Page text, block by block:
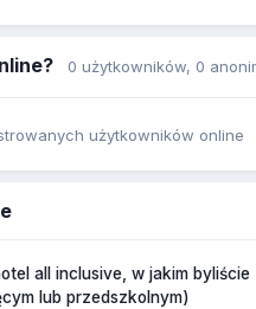
0 użytkowników, 0
użytkowników online
all inclusive, w jakim byliście
lub przedszkolnym)